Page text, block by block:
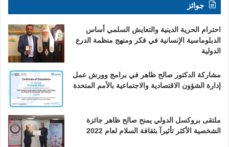
جوائز
احترام الحرية الدينية والتعايش السلمي أساس
الدبلوماسية الإنسانية في فكر ومنهج منظمة الدرع
الدولية
مشاركة الدكتور صالح ظاهر في برامج وورش عمل
إدارة الشؤون الاقتصادية والاجتماعية بالأمم المتحدة
ملتقى بروكسل الدولي يمنح صالح ظاهر جائزة
الشخصية الأكثر تأثيرآ بثقافة السلام لعام 2022